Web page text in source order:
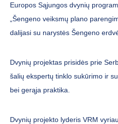
Europos Sąjungos dvynių
„Šengeno veiksmų plano
dalijasi su narystės Šengeno
Dvynių projektas prisidės prie
šalių ekspertų tinklo sukūrimo ir
bei gerąja praktika.
Dvynių projekto lyderis VRM